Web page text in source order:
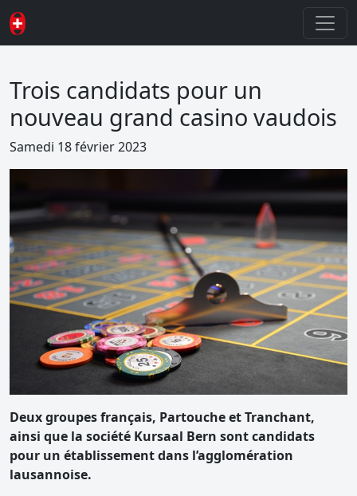
Trois candidats pour un
nouveau grand casino vaudois
Samedi 18 février 2023
Deux groupes français, Partouche et Tranchant,
ainsi que la société Kursaal Bern sont candidats
pour un établissement dans l’agglomération
lausannoise.